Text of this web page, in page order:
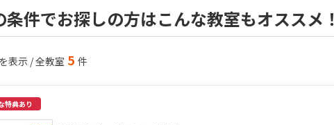
条件でお探しの方はこんな教室もオススメ！
表示 / 全教室 5 件
特典あり